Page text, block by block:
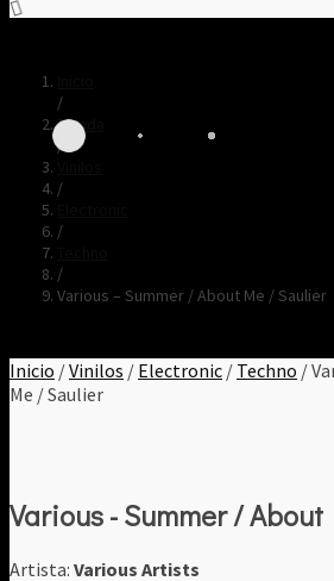
/
Tienda
/
/
/
/
Various – Summer / About Me / Saulier
Inicio /Vinilos / Electronic / Techno /
Me / Saulier
Various - Summer /
Artista: Various Artists